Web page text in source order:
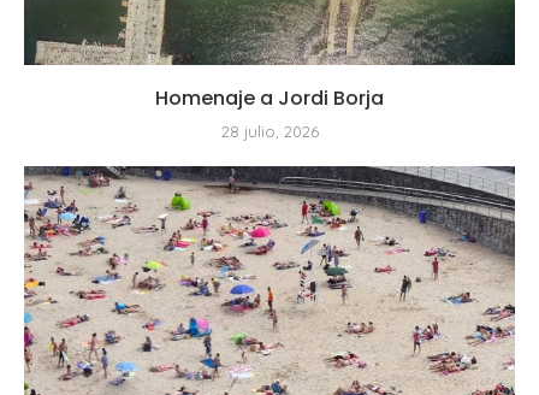
Homenaje a Jordi Borja
28 julio, 2026